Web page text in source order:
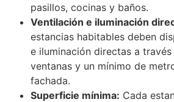
pasillos, cocinas y baños.
Ventilación e iluminación
estancias habitables deben
e iluminación directas a
ventanas y un mínimo de
fachada.
Superficie mínima: Cada